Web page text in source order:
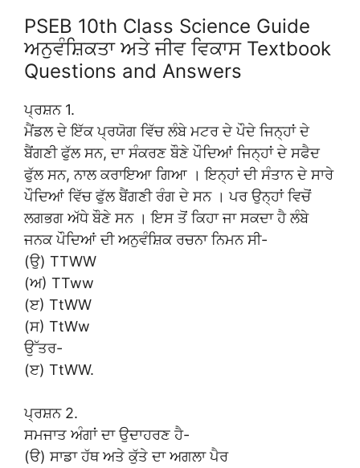
PSEB 10th Class Science Guide
ਅਨੁਵੰਸ਼ਿਕਤਾ ਅਤੇ ਜੀਵ ਵਿਕਾਸ Textbook
Questions and Answers
ਪ੍ਰਸ਼ਨ 1.
ਮੈਂਡਲ ਦੇ ਇੱਕ ਪ੍ਰਯੋਗ ਵਿੱਚ ਲੰਬੇ ਮਟਰ ਦੇ ਪੌਦੇ ਜਿਨ੍ਹਾਂ ਦੇ
ਬੈਂਗਣੀ ਫੁੱਲ ਸਨ, ਦਾ ਸੰਕਰਣ ਬੌਣੇ ਪੌਦਿਆਂ ਜਿਨ੍ਹਾਂ ਦੇ ਸਫੈਦ
ਫੁੱਲ ਸਨ, ਨਾਲ ਕਰਾਇਆ ਗਿਆ । ਇਨ੍ਹਾਂ ਦੀ ਸੰਤਾਨ ਦੇ ਸਾਰੇ
ਪੌਦਿਆਂ ਵਿੱਚ ਫੁੱਲ ਬੈਂਗਣੀ ਰੰਗ ਦੇ ਸਨ । ਪਰ ਉਨ੍ਹਾਂ ਵਿਚੋਂ
ਲਗਭਗ ਅੱਧੇ ਬੌਣੇ ਸਨ । ਇਸ ਤੋਂ ਕਿਹਾ ਜਾ ਸਕਦਾ ਹੈ ਲੰਬੇ
ਜਨਕ ਪੌਦਿਆਂ ਦੀ ਅਨੁਵੰਸ਼ਿਕ ਰਚਨਾ ਨਿਮਨ ਸੀ-
(ਉ) TTWW
(ਅ) TTww
(ੲ) TtWW
(ਸ) TtWw
ਉੱਤਰ-
(ੲ) TtWW.
ਪ੍ਰਸ਼ਨ 2.
ਸਮਜਾਤ ਅੰਗਾਂ ਦਾ ਉਦਾਹਰਣ ਹੈ-
(ੳ) ਸਾਡਾ ਹੱਥ ਅਤੇ ਕੁੱਤੇ ਦਾ ਅਗਲਾ ਪੈਰ